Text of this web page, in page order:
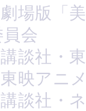
場版「
会
談社・
映アニ
談社・